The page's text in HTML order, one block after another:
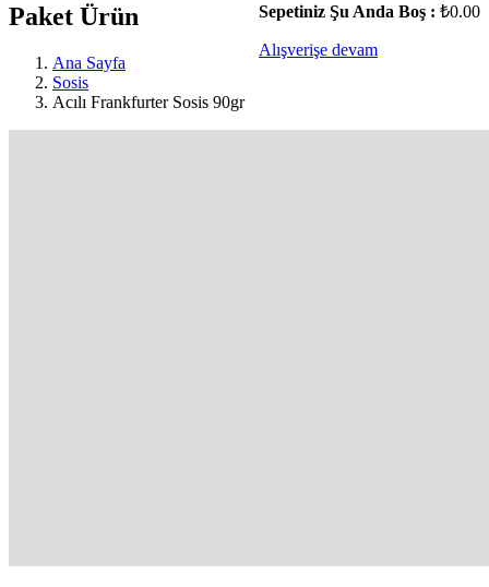
Sepetiniz Şu Anda Boş : ₺0.00
Alışverişe devam
Paket Ürün
Ana Sayfa
Sosis
Acılı Frankfurter Sosis 90gr